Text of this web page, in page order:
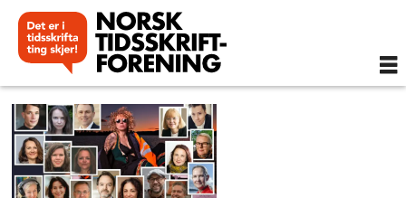
Tag:
tidsskriftdagen